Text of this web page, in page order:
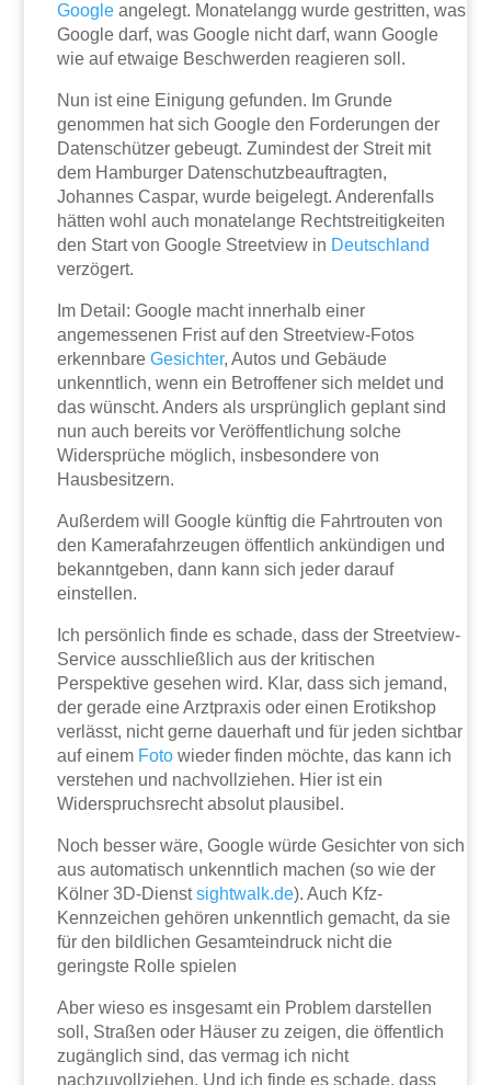
Google angelegt. Monatelangg wurde gestritten, was
Google darf, was Google nicht darf, wann Google
wie auf etwaige Beschwerden reagieren soll.
Nun ist eine Einigung gefunden. Im Grunde
genommen hat sich Google den Forderungen der
Datenschützer gebeugt. Zumindest der Streit mit
dem Hamburger Datenschutzbeauftragten,
Johannes Caspar, wurde beigelegt. Anderenfalls
hätten wohl auch monatelange Rechtstreitigkeiten
den Start von Google Streetview in Deutschland
verzögert.
Im Detail: Google macht innerhalb einer
angemessenen Frist auf den Streetview-Fotos
erkennbareGesichter, Autos und Gebäude
unkenntlich, wenn ein Betroffener sich meldet und
das wünscht. Anders als ursprünglich geplant sind
nun auch bereits vor Veröffentlichung solche
Widersprüche möglich, insbesondere von
Hausbesitzern.
Außerdem will Google künftig die Fahrtrouten von
den Kamerafahrzeugen öffentlich ankündigen und
bekanntgeben, dann kann sich jeder darauf
einstellen.
Ich persönlich finde es schade, dass der Streetview-
Service ausschließlich aus der kritischen
Perspektive gesehen wird. Klar, dass sich jemand,
der gerade eine Arztpraxis oder einen Erotikshop
verlässt, nicht gerne dauerhaft und für jeden sichtbar
auf einem Foto wieder finden möchte, das kann ich
verstehen und nachvollziehen. Hier ist ein
Widerspruchsrecht absolut plausibel.
Noch besser wäre, Google würde Gesichter von sich
aus automatisch unkenntlich machen (so wie der
Kölner 3D-Dienstsightwalk.de). Auch Kfz-
Kennzeichen gehören unkenntlich gemacht, da sie
für den bildlichen Gesamteindruck nicht die
geringste Rolle spielen
Aber wieso es insgesamt ein Problem darstellen
soll, Straßen oder Häuser zu zeigen, die öffentlich
zugänglich sind, das vermag ich nicht
nachzuvollziehen. Und ich finde es schade, dass